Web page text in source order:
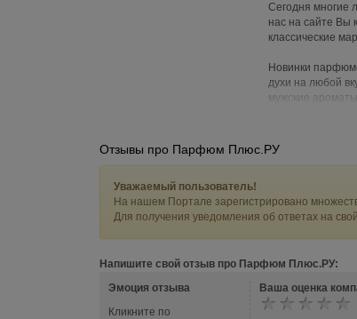
Сегодня многие
нас на сайте Вы
классические
Новинки
духи на любой
мужские
парфюмов,
Отзывы про Парфюм Плюс.РУ
Уважаемый пользователь!
На нашем Портале зарегистрировано
Для получения уведомления об ответах на
Напишите свой отзыв про Парфюм Плюс.РУ:
Эмоция отзыва
Кликните по
Ваша оценка